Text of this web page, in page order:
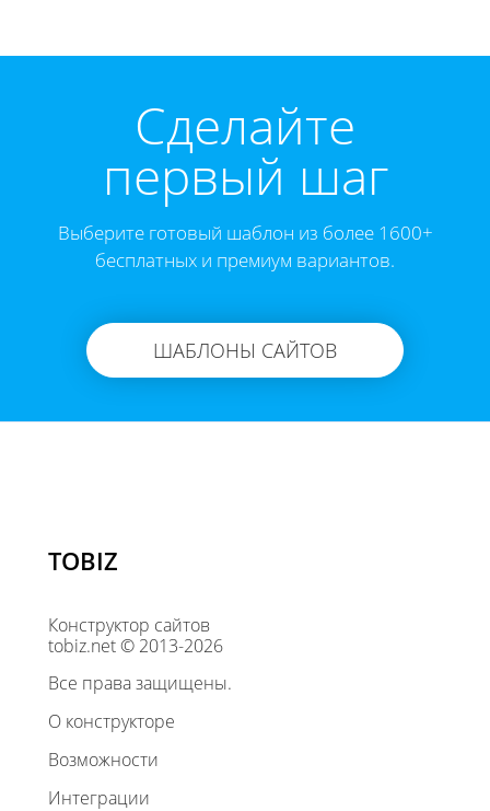
Cделайте
первый шаг
Выберите готовый шаблон из более 1600+
бесплатных и премиум вариантов.
ШАБЛОНЫ САЙТОВ
TOBIZ
Конструктор сайтов
tobiz.net © 2013-2026
Все права защищены.
О конструкторе
Возможности
Интеграции